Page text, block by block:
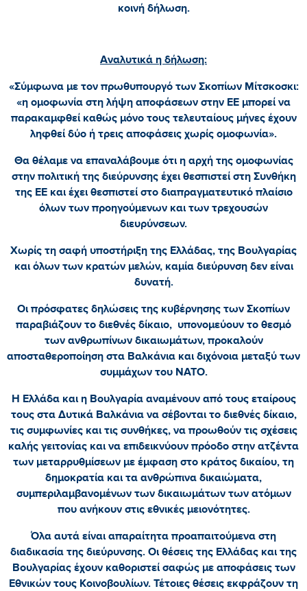
κοινή δήλωση.
Αναλυτικά η δήλωση:
«Σύμφωνα με τον πρωθυπουργό των Σκοπίων Μίτσκοσκι:
«η ομοφωνία στη λήψη αποφάσεων στην ΕΕ μπορεί να
παρακαμφθεί καθώς μόνο τους τελευταίους μήνες έχουν
ληφθεί δύο ή τρεις αποφάσεις χωρίς ομοφωνία».
Θα θέλαμε να επαναλάβουμε ότι η αρχή της ομοφωνίας
στην πολιτική της διεύρυνσης έχει θεσπιστεί στη Συνθήκη
της ΕΕ και έχει θεσπιστεί στο διαπραγματευτικό πλαίσιο
όλων των προηγούμενων και των τρεχουσών
διευρύνσεων.
Χωρίς τη σαφή υποστήριξη της Ελλάδας, της Βουλγαρίας
και όλων των κρατών μελών, καμία διεύρυνση δεν είναι
δυνατή.
Οι πρόσφατες δηλώσεις της κυβέρνησης των Σκοπίων
παραβιάζουν το διεθνές δίκαιο, υπονομεύουν το θεσμό
των ανθρωπίνων δικαιωμάτων, προκαλούν
αποσταθεροποίηση στα Βαλκάνια και διχόνοια μεταξύ των
συμμάχων του ΝΑΤΟ.
Η Ελλάδα και η Βουλγαρία αναμένουν από τους εταίρους
τους στα Δυτικά Βαλκάνια να σέβονται το διεθνές δίκαιο,
τις συμφωνίες και τις συνθήκες, να προωθούν τις σχέσεις
καλής γειτονίας και να επιδεικνύουν πρόοδο στην ατζέντα
των μεταρρυθμίσεων με έμφαση στο κράτος δικαίου, τη
δημοκρατία και τα ανθρώπινα δικαιώματα,
συμπεριλαμβανομένων των δικαιωμάτων των ατόμων
που ανήκουν στις εθνικές μειονότητες.
Όλα αυτά είναι απαραίτητα προαπαιτούμενα στη
διαδικασία της διεύρυνσης. Οι θέσεις της Ελλάδας και της
Βουλγαρίας έχουν καθοριστεί σαφώς με αποφάσεις των
Εθνικών τους Κοινοβουλίων. Τέτοιες θέσεις εκφράζουν τη